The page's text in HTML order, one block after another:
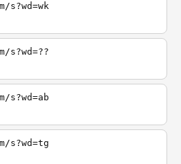
s?wd=wk
s?wd=??
s?wd=ab
s?wd=tg